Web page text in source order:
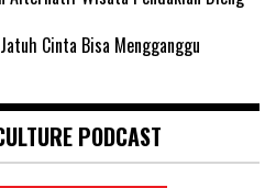
Jatuh Cinta Bisa Mengganggu
PODCAST